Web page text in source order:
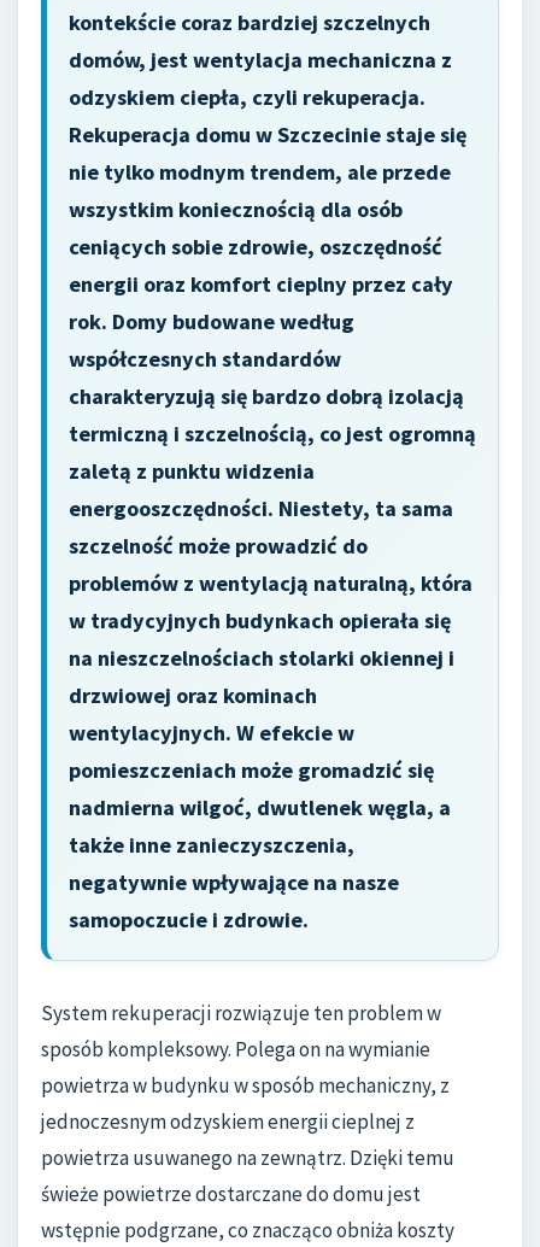
kontekście coraz bardziej szczelnych
domów, jest wentylacja mechaniczna z
odzyskiem ciepła, czyli rekuperacja.
Rekuperacja domu w Szczecinie staje się
nie tylko modnym trendem, ale przede
wszystkim koniecznością dla osób
ceniących sobie zdrowie, oszczędność
energii oraz komfort cieplny przez cały
rok. Domy budowane według
współczesnych standardów
charakteryzują się bardzo dobrą izolacją
termiczną i szczelnością, co jest ogromną
zaletą z punktu widzenia
energooszczędności. Niestety, ta sama
szczelność może prowadzić do
problemów z wentylacją naturalną, która
w tradycyjnych budynkach opierała się
na nieszczelnościach stolarki okiennej i
drzwiowej oraz kominach
wentylacyjnych. W efekcie w
pomieszczeniach może gromadzić się
nadmierna wilgoć, dwutlenek węgla, a
także inne zanieczyszczenia,
negatywnie wpływające na nasze
samopoczucie i zdrowie.
System rekuperacji rozwiązuje ten problem w
sposób kompleksowy. Polega on na wymianie
powietrza w budynku w sposób mechaniczny, z
jednoczesnym odzyskiem energii cieplnej z
powietrza usuwanego na zewnątrz. Dzięki temu
świeże powietrze dostarczane do domu jest
wstępnie podgrzane, co znacząco obniża koszty